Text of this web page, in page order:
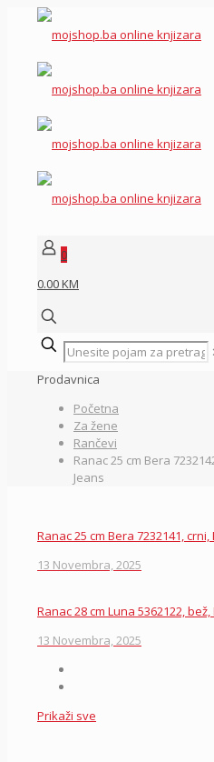
0
0.00 KM
Prodavnica
Početna
Za žene
Rančevi
Ranac 25 cm Bera
Jeans
Ranac 25 cm Bera 7232141, crni,
13 Novembra, 2025
Ranac 28 cm Luna 5362122, bež,
13 Novembra, 2025
Prikaži sve